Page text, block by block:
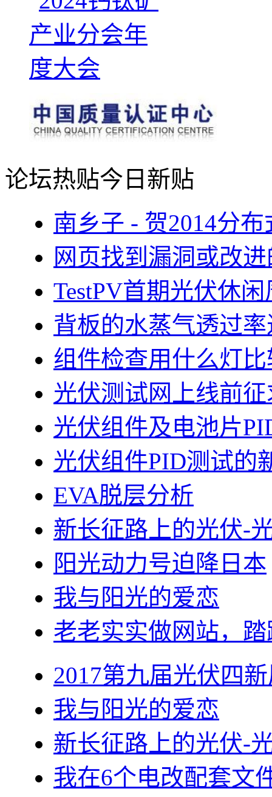
论坛热贴今日新贴
南乡子 - 贺2014分
网页找到漏洞或改
TestPV首期光伏休
背板的水蒸气透过
组件检查用什么灯
光伏测试网上线前
光伏组件及电池片
光伏组件PID测试的
EVA脱层分析
新长征路上的光伏-
阳光动力号迫降日本
我与阳光的爱恋
老老实实做网站，
2017第九届光伏四
我与阳光的爱恋
新长征路上的光伏-
我在6个电改配套文